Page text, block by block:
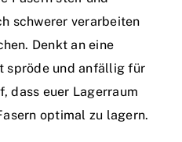
schwerer verarbeiten
Denkt an eine
spröde und anfällig für
dass euer Lagerraum
optimal zu lagern.